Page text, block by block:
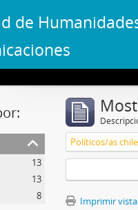
de
13
13
8
Políticos/as
Imprimir